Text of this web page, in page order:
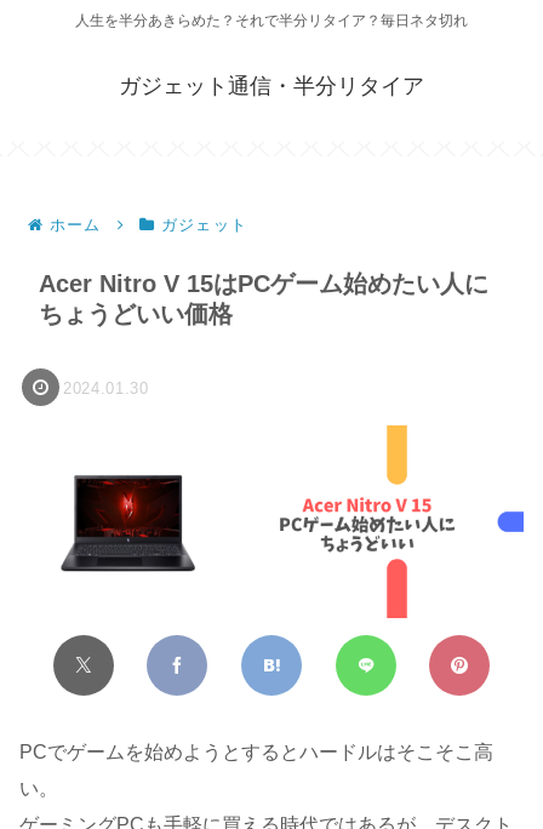
人生を半分あきらめた？それで半分リタイア？毎日ネタ切れ
ガジェット通信・半分リタイア
ホーム ガジェット
Acer Nitro V 15はPCゲーム始めたい人に
ちょうどいい価格
2024.01.30
PCでゲームを始めようとするとハードルはそこそこ高
い。
ゲーミングPCも手軽に買える時代ではあるが、デスクト